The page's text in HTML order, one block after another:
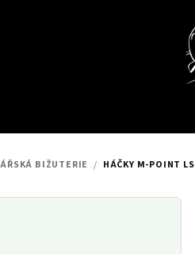
BIŽUTERIE / HÁČKY M-POINT LS